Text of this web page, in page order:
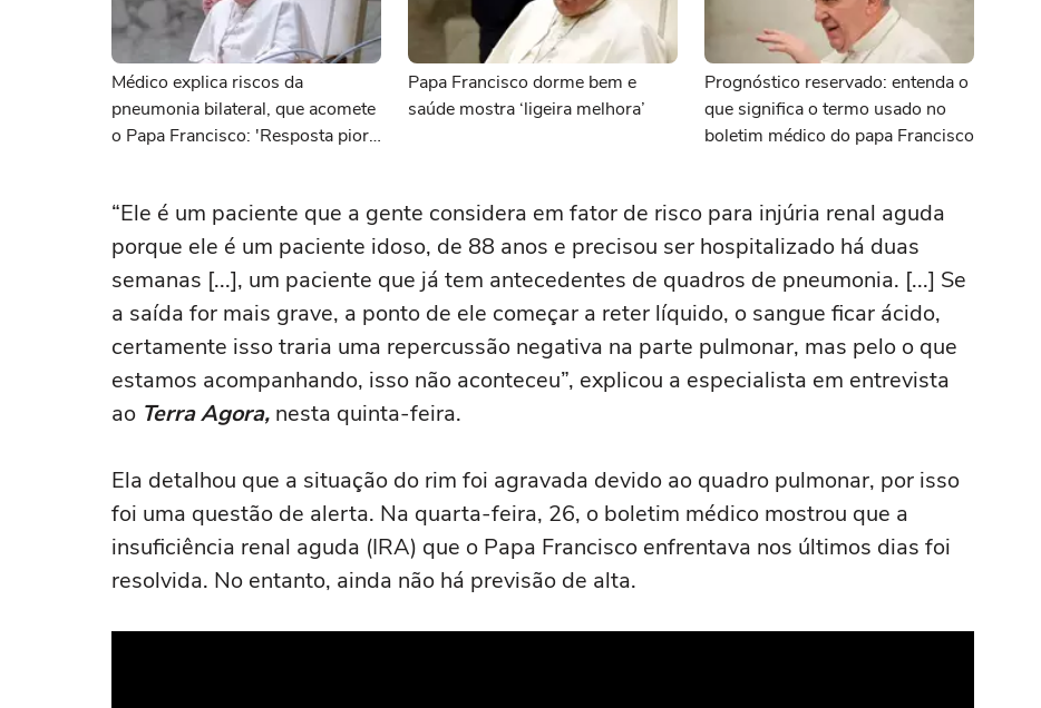
Médico explica riscos da
pneumonia bilateral, que acomete
o Papa Francisco: 'Resposta piora
Papa Francisco dorme bem e
saúde mostra ‘ligeira melhora’
Prognóstico reservado: entenda o
que significa o termo usado no
boletim médico do papa Francisco
“Ele é um paciente que a gente considera em fator de risco para injúria renal aguda
porque ele é um paciente idoso, de 88 anos e precisou ser hospitalizado há duas
semanas [...], um paciente que já tem antecedentes de quadros de pneumonia. [...] Se
a saída for mais grave, a ponto de ele começar a reter líquido, o sangue ficar ácido,
certamente isso traria uma repercussão negativa na parte pulmonar, mas pelo o que
estamos acompanhando, isso não aconteceu”, explicou a especialista em entrevista
ao Terra Agora, nesta quinta-feira.
Ela detalhou que a situação do rim foi agravada devido ao quadro pulmonar, por isso
foi uma questão de alerta. Na quarta-feira, 26, o boletim médico mostrou que a
insuficiência renal aguda (IRA) que o Papa Francisco enfrentava nos últimos dias foi
resolvida. No entanto, ainda não há previsão de alta.